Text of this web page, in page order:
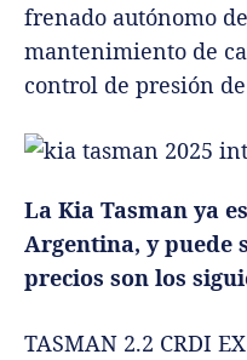
frenado autónomo
mantenimiento de
control de presión
La Kia Tasman ya
Argentina, y puede
precios son los
TASMAN 2.2 CRDI EX